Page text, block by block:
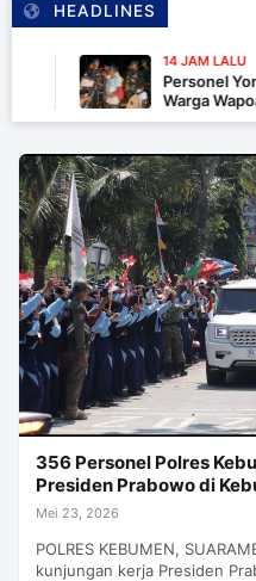
HEADLINES
14 JAM LALU
Personel Yonif TP
Warga Wapoania
356 Personel Polres
Presiden Prabowo di
Mei 23, 2026
POLRES KEBUMEN,
kunjungan kerja Presiden